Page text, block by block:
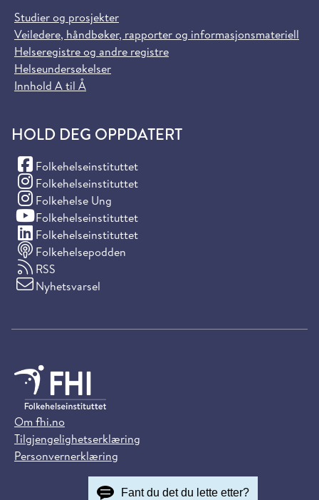
Studier og prosjekter
Veiledere, håndbøker, rapporter og informasjonsmateriell
Helseregistre og andre registre
Helseundersøkelser
Innhold A til Å
HOLD DEG OPPDATERT
Folkehelseinstituttet
(Facebook)
Folkehelseinstituttet
(Instagram)
Folkehelse Ung
(Instagram)
Folkehelseinstituttet
(YouTube)
Folkehelseinstituttet
(LinkedIn)
Folkehelsepodden
RSS
Nyhetsvarsel
Om fhi.no
Tilgjengelighetserklæring
Personvernerklæring
Fant du det du lette etter?